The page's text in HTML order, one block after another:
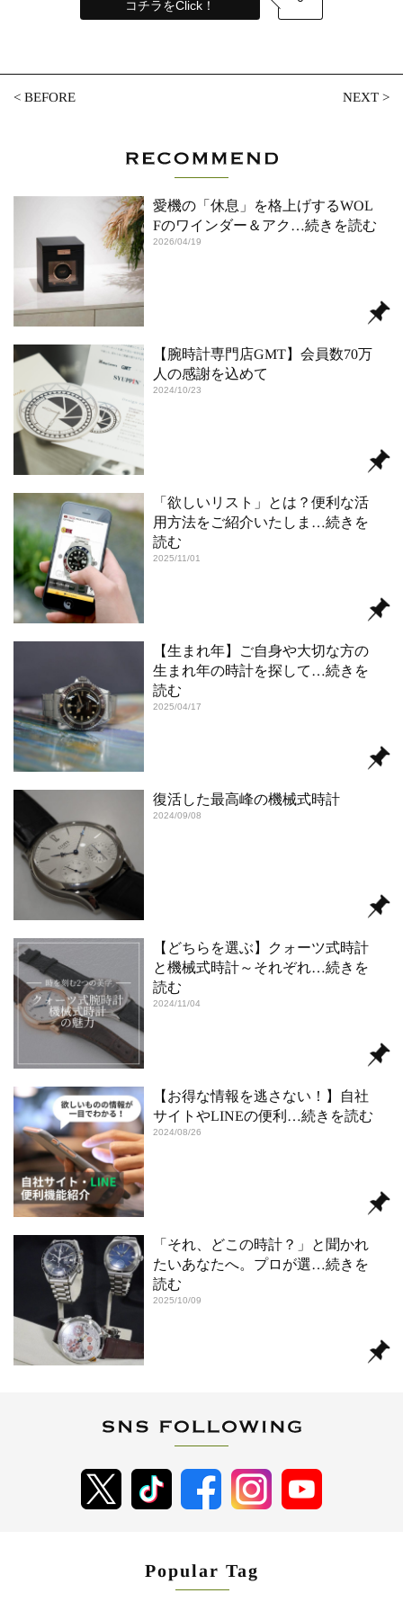
コチラをClick！
<BEFORE NEXT>
愛機の「休息」を格上げするWOL
Fのワインダー＆アク …続きを読む
2026/04/19
【腕時計専門店GMT】会員数70万
⼈の感謝を込めて
2024/10/23
「欲しいリスト」とは？便利な活
用方法をご紹介いたしま …続きを
読む
2025/11/01
【生まれ年】ご自身や大切な方の
生まれ年の時計を探して …続きを
読む
2025/04/17
復活した最高峰の機械式時計
2024/09/08
【どちらを選ぶ】クォーツ式時計
と機械式時計～それぞれ…続きを
読む
2024/11/04
【お得な情報を逃さない！】自社
サイトやLINEの便利 …続きを読む
2024/08/26
「それ、どこの時計？」と聞かれ
たいあなたへ。プロが選…続きを
読む
2025/10/09
Popular Tag